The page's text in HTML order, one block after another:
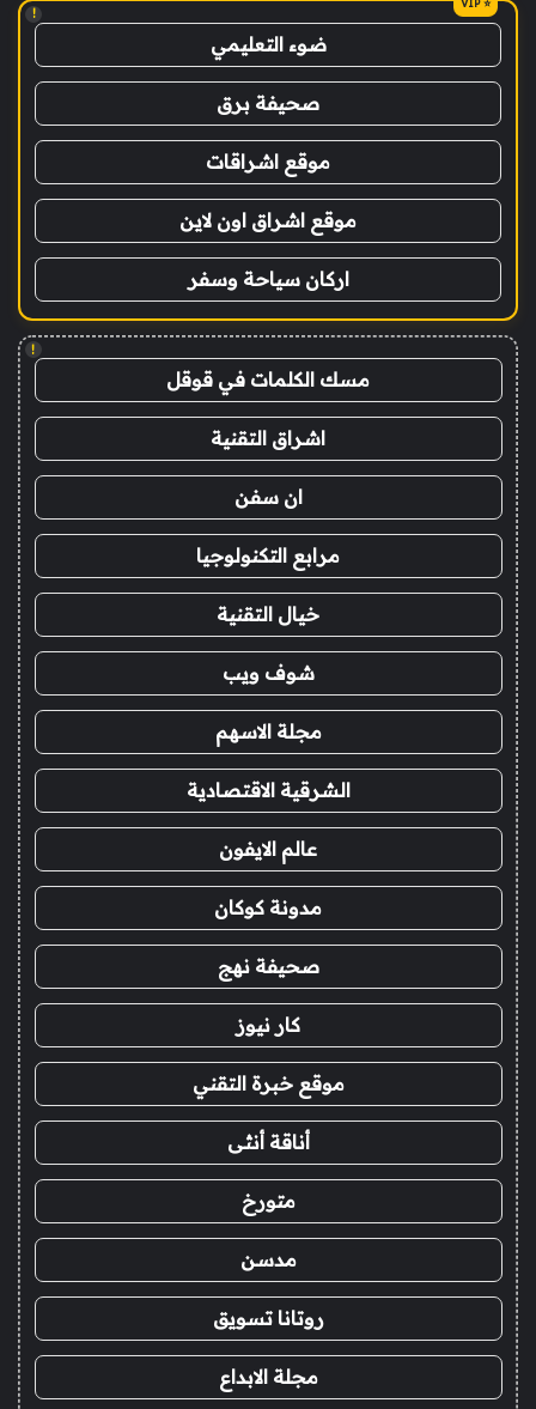
!
ضوء التعليمي
صحيفة برق
موقع اشراقات
موقع اشراق اون لاين
اركان سياحة وسفر
!
مسك الكلمات في قوقل
اشراق التقنية
ان سفن
مرابع التكنولوجيا
خيال التقنية
شوف ويب
مجلة الاسهم
الشرقية الاقتصادية
عالم الايفون
مدونة كوكان
صحيفة نهج
كار نيوز
موقع خبرة التقني
أناقة أنثى
متورخ
مدسن
روتانا تسويق
مجلة الابداع